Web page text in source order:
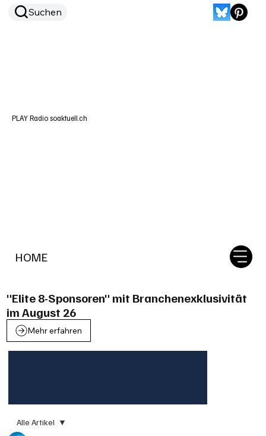
HOME
Suchen
PLAY Radio soaktuell.ch
"Elite 8-Sponsoren" mit Branchenexklusivität
im August 26
Mehr erfahren
Alle Artikel